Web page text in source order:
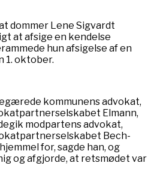
dommer Lene Sigvardt
at afsige en kendelse
hun afsigelse af en
1. oktober.
kommunens advokat,
Elmann,
modpartens advokat,
Bech-
for, sagde han, og
og afgjorde, at retsmødet var